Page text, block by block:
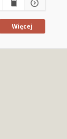
Więcej